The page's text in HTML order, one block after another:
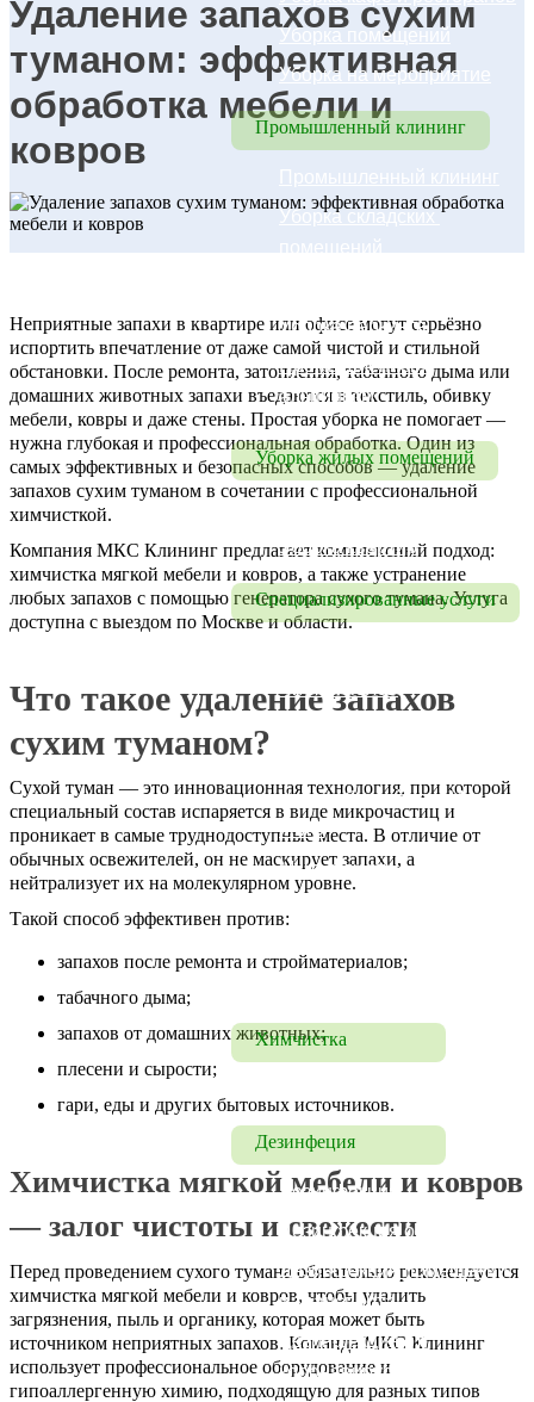
Уборка помещений
Уборка на мероприятие
Промышленный клининг
Промышленный клининг
Уборка складских
помещений
Уборка паркинга
Промышленный
альпинизм
Уборка жилых помещений
Уборка коттеджей, домов
Уборка квартир
Специализированные услуги
Чистка бассейна в Москве
и МО
Мытье люстр,
осветительных приборов
Полировка гранита
Химчистка
Дезинфеция
Дезинфекция
Дезинфекция офисов
Дезинфекция помещений
и транспорта
Дезинфекция от
коронавируса
Удаление запахов сухим
туманом: эффективная
обработка мебели и
ковров
Неприятные запахи в квартире или офисе могут серьёзно
испортить впечатление от даже самой чистой и стильной
обстановки. После ремонта, затопления, табачного дыма или
домашних животных запахи въедаются в текстиль, обивку
мебели, ковры и даже стены. Простая уборка не помогает —
нужна глубокая и профессиональная обработка. Один из
самых эффективных и безопасных способов — удаление
запахов сухим туманом в сочетании с профессиональной
химчисткой.
Компания МКС Клининг предлагает комплексный подход:
химчистка мягкой мебели и ковров, а также устранение
любых запахов с помощью генератора сухого тумана. Услуга
доступна с выездом по Москве и области.
Что такое удаление запахов
сухим туманом?
Сухой туман — это инновационная технология, при которой
специальный состав испаряется в виде микрочастиц и
проникает в самые труднодоступные места. В отличие от
обычных освежителей, он не маскирует запахи, а
нейтрализует их на молекулярном уровне.
Такой способ эффективен против:
запахов после ремонта и стройматериалов;
табачного дыма;
запахов от домашних животных;
плесени и сырости;
гари, еды и других бытовых источников.
Химчистка мягкой мебели и ковров
— залог чистоты и свежести
Перед проведением сухого тумана обязательно рекомендуется
химчистка мягкой мебели и ковров, чтобы удалить
загрязнения, пыль и органику, которая может быть
источником неприятных запахов. Команда МКС Клининг
использует профессиональное оборудование и
гипоаллергенную химию, подходящую для разных типов